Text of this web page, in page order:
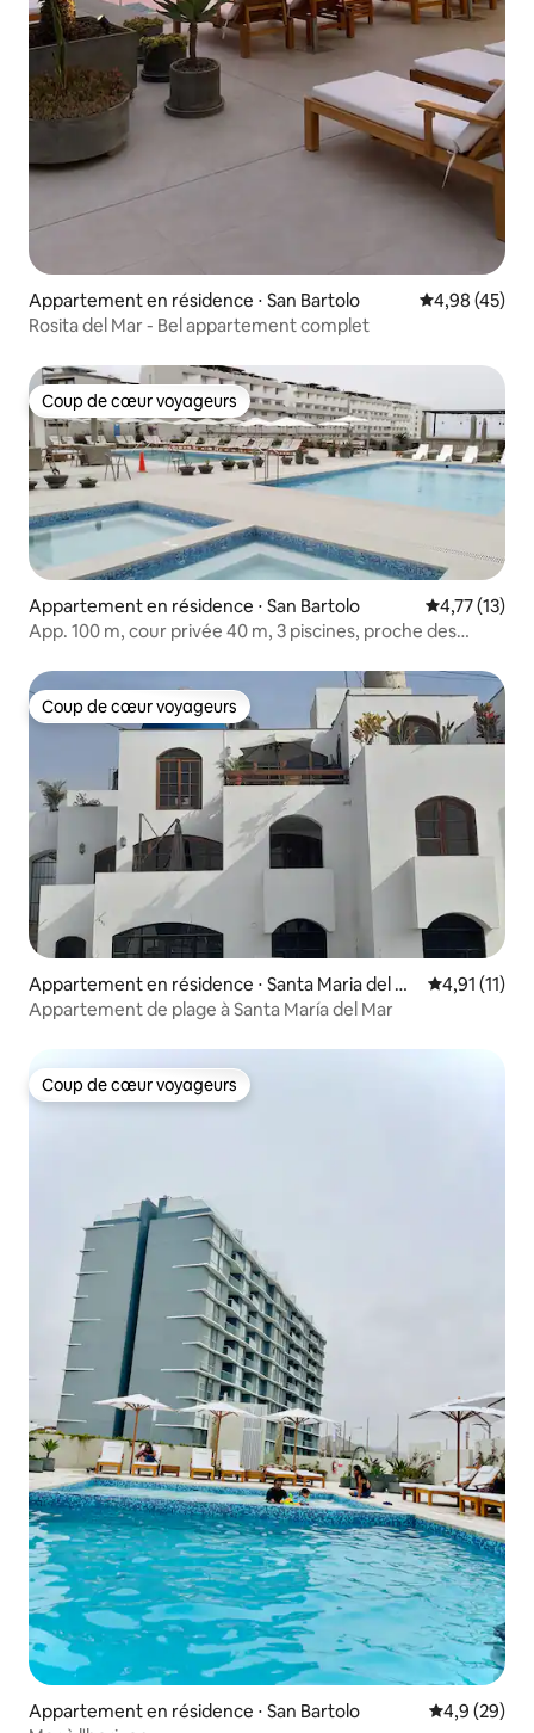
Appartement en résidence ⋅ San Bartolo Évaluation
4,98 (45)
Rosita del Mar - Bel appartement complet
Coup de cœur voyageurs
Coup de cœur voyageurs
Appartement en résidence ⋅ San Bartolo Évaluation
4,77 (13)
App. 100 m, cour privée 40 m, 3 piscines, proche des
Coup de cœur voyageurs
Coup de cœur voyageurs
Appartement en résidence ⋅ Santa Maria del M
ar
Évaluation
4,91 (11)
Appartement de plage à Santa María del Mar
Coup de cœur voyageurs
Coup de cœur voyageurs
Appartement en résidence ⋅ San Bartolo Évaluation
4,9 (29)